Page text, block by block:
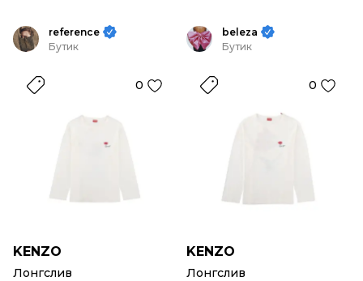
reference
Бутик
0
KENZO
Лонгслив
beleza
Бутик
0
KENZO
Лонгслив